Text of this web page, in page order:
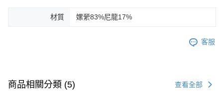
材質 嫘縈83%尼龍17%
客服
商品相關分類 (5) 查看全部